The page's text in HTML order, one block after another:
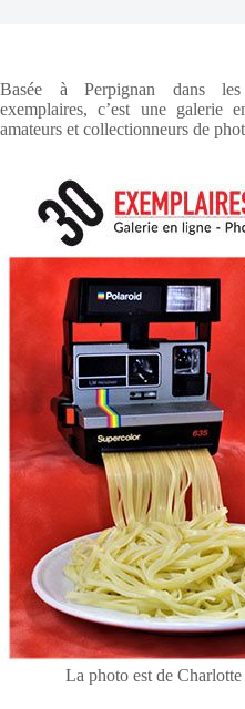
Basée à Perpignan dans les
exemplaires, c’est une galerie
amateurs et collectionneurs de
La photo est de